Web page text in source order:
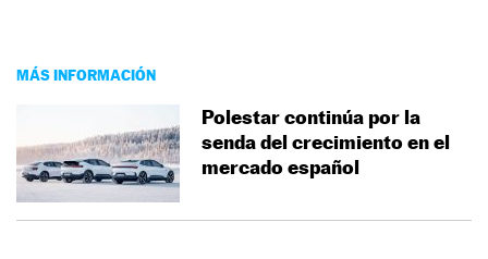
MÁS INFORMACIÓN
Polestar continúa por la
senda del crecimiento en el
mercado español